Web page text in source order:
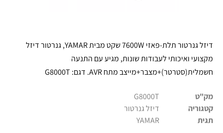
דיזל גנרטור תלת-פאזי 7600W שקט מבית YAMAR, גנרטור דיזל
מקצועי ואיכותי לעבודות שונות, מגיע עם התנעה
חשמלית(סטרטר)+מצבר+מייצב מתח AVR. דגם: G8000T
מק"ט
G8000T
קטגוריה
דיזל גנרטור
תגית
YAMAR